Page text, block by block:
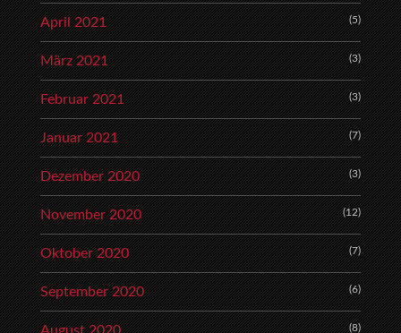
April 2021 (5)
März 2021 (3)
Februar 2021 (3)
Januar 2021 (7)
Dezember 2020 (3)
November 2020 (12)
Oktober 2020 (7)
September 2020 (6)
(8)